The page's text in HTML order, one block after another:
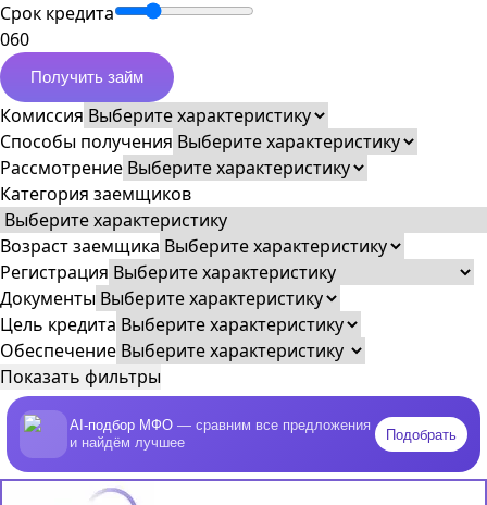
Срок кредита
060
Получить займ
Комиссия
Способы получения
Рассмотрение
Категория заемщиков
Возраст заемщика
Регистрация
Документы
Цель кредита
Обеспечение
Показать фильтры
AI-подбор МФО — сравним все предложения
и найдём лучшее
Подобрать